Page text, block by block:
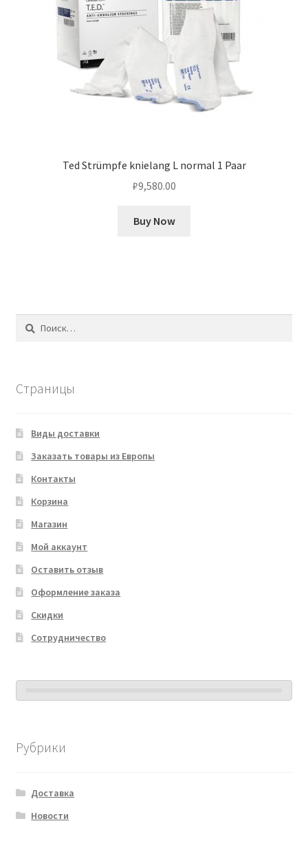
Ted Strümpfe knielang L normal 1 Paar
₽9,580.00
Buy Now
Найти:
Страницы
Виды доставки
Заказать товары из Европы
Контакты
Корзина
Магазин
Мой аккаунт
Оставить отзыв
Оформление заказа
Скидки
Сотрудничество
Рубрики
Доставка
Новости